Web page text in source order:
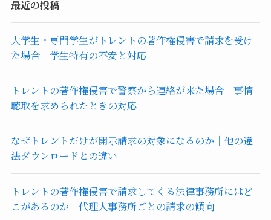
最近の投稿
大学生・専門学生がトレントの著作権侵害で請求を受け
た場合｜学生特有の不安と対応
トレントの著作権侵害で警察から連絡が来た場合｜事情
聴取を求められたときの対応
なぜトレントだけが開示請求の対象になるのか｜他の違
法ダウンロードとの違い
トレントの著作権侵害で請求してくる法律事務所にはど
こがあるのか｜代理人事務所ごとの請求の傾向